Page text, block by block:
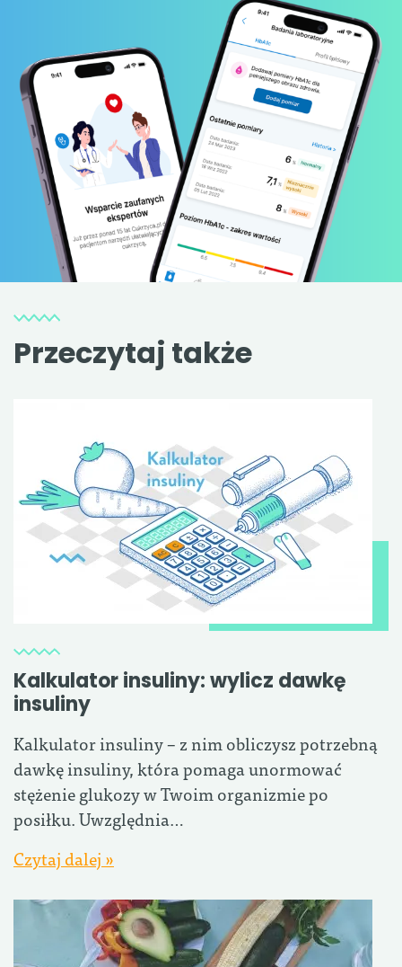
Przeczytaj także
Kalkulator insuliny: wylicz dawkę
insuliny
Kalkulator insuliny – z nim obliczysz potrzebną
dawkę insuliny, która pomaga unormować
stężenie glukozy w Twoim organizmie po
posiłku. Uwzględnia…
Czytaj dalej »